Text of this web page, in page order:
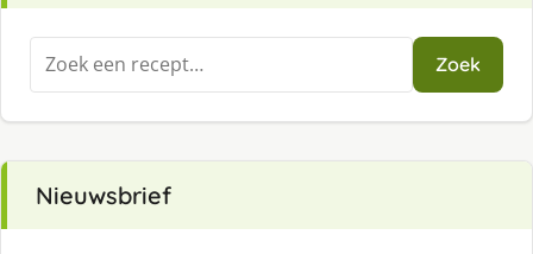
Zoeken
naar:
Zoek
Nieuwsbrief